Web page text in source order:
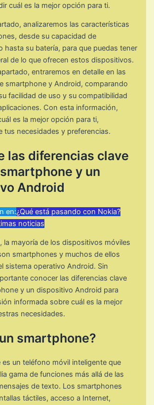
cuál es la mejor opción para ti.
analizaremos las características
desde su capacidad de
hasta su batería, para que puedas tener
de lo que ofrecen estos dispositivos.
entraremos en detalle en las
smartphone y Android, comparando
facilidad de uso y su compatibilidad
Con esta información,
es la mejor opción para ti,
tus necesidades y preferencias.
las diferencias clave
y un
Android
en:¿Qué está pasando con Nokia?
noticias
la mayoría de los dispositivos móviles
smartphones y muchos de ellos
sistema operativo Android. Sin
conocer las diferencias clave
y un dispositivo Android para
informada sobre cuál es la mejor
necesidades.
smartphone?
un teléfono móvil inteligente que
gama de funciones más allá de las
de texto. Los smartphones
táctiles, acceso a Internet,